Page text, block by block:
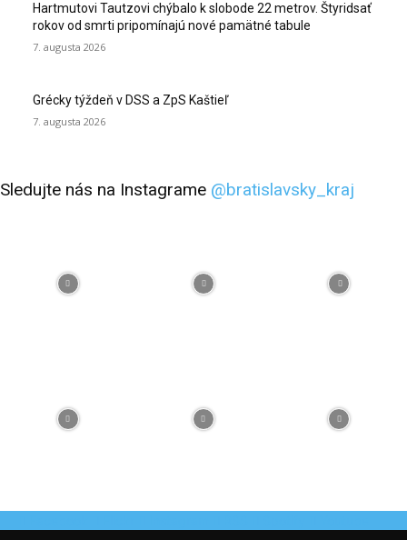
Hartmutovi Tautzovi chýbalo k slobode 22 metrov. Štyridsať
rokov od smrti pripomínajú nové pamätné tabule
7. augusta 2026
Grécky týždeň v DSS a ZpS Kaštieľ
7. augusta 2026
Sledujte nás na Instagrame @bratislavsky_kraj